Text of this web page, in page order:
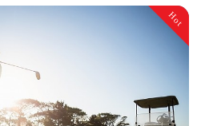
Hot